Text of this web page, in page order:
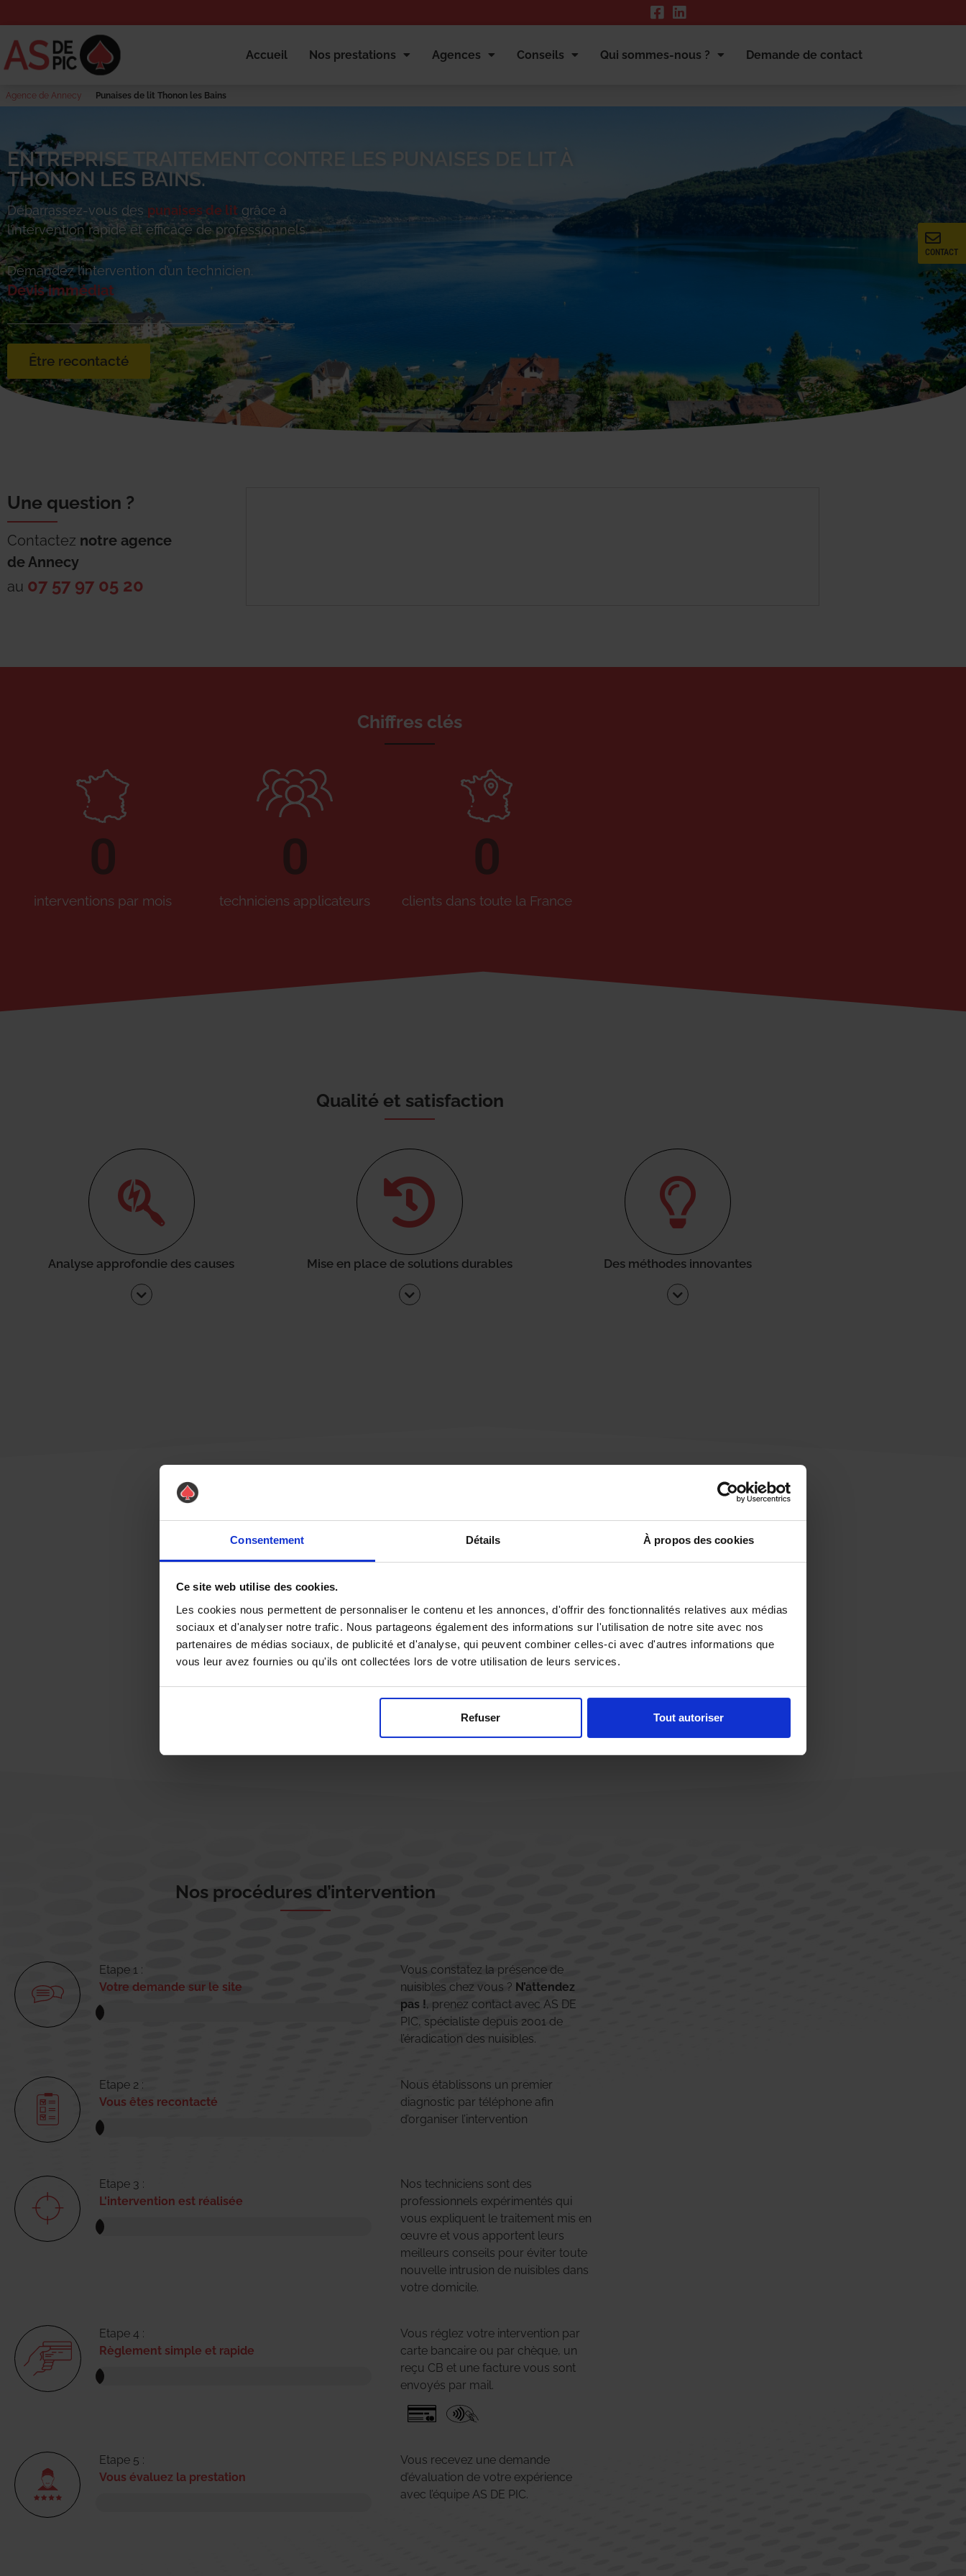
Consentement Détails À propos des cookies
Ce site web utilise des cookies.
Les cookies nous permettent de personnaliser le contenu et les annonces, d'offrir des fonctionnalités relatives aux médias
sociaux et d'analyser notre trafic. Nous partageons également des informations sur l'utilisation de notre site avec nos
partenaires de médias sociaux, de publicité et d'analyse, qui peuvent combiner celles-ci avec d'autres informations que
vous leur avez fournies ou qu'ils ont collectées lors de votre utilisation de leurs services.
Refuser Tout autoriser
Accueil Nos prestations Agences Conseils Qui sommes-nous ? Demande de contact
Agence de Annecy Punaises de lit Thonon les Bains
CONTACT
ENTREPRISE TRAITEMENT CONTRE LES PUNAISES DE LIT À
THONON LES BAINS.
Débarrassez-vous des punaises de lit grâce à
l’intervention rapide et efficace de professionnels.
Demandez l’intervention d’un technicien.
Devis immédiat
Être recontacté
Une question ?
Contactez notre agence
de Annecy
au 07 57 97 05 20
Chiffres clés
interventions par mois
0
techniciens applicateurs
0
clients dans toute la France
0
Qualité et satisfaction
Analyse approfondie des causes Mise en place de solutions durables Des méthodes innovantes
Une urgence ?
Vous souhaitez être
Nos procédures d’intervention
Etape 1 :
Votre demande sur le site
Vous constatez la présence de
nuisibles chez vous ? N’attendez
pas !, prenez contact avec AS DE
PIC, spécialiste depuis 2001 de
l’éradication des nuisibles.
Etape 2 :
Vous êtes recontacté
Nous établissons un premier
diagnostic par téléphone afin
d’organiser l’intervention
Etape 3 :
L'intervention est réalisée
Nos techniciens sont des
professionnels expérimentés qui
vous expliquent le traitement mis en
œuvre et vous apportent leurs
meilleurs conseils pour éviter toute
nouvelle intrusion de nuisibles dans
votre domicile.
Etape 4 :
Règlement simple et rapide
Vous réglez votre intervention par
carte bancaire ou par chèque, un
reçu CB et une facture vous sont
envoyés par mail.
Etape 5 :
Vous évaluez la prestation
Vous recevez une demande
d’évaluation de votre expérience
avec l’équipe AS DE PIC.